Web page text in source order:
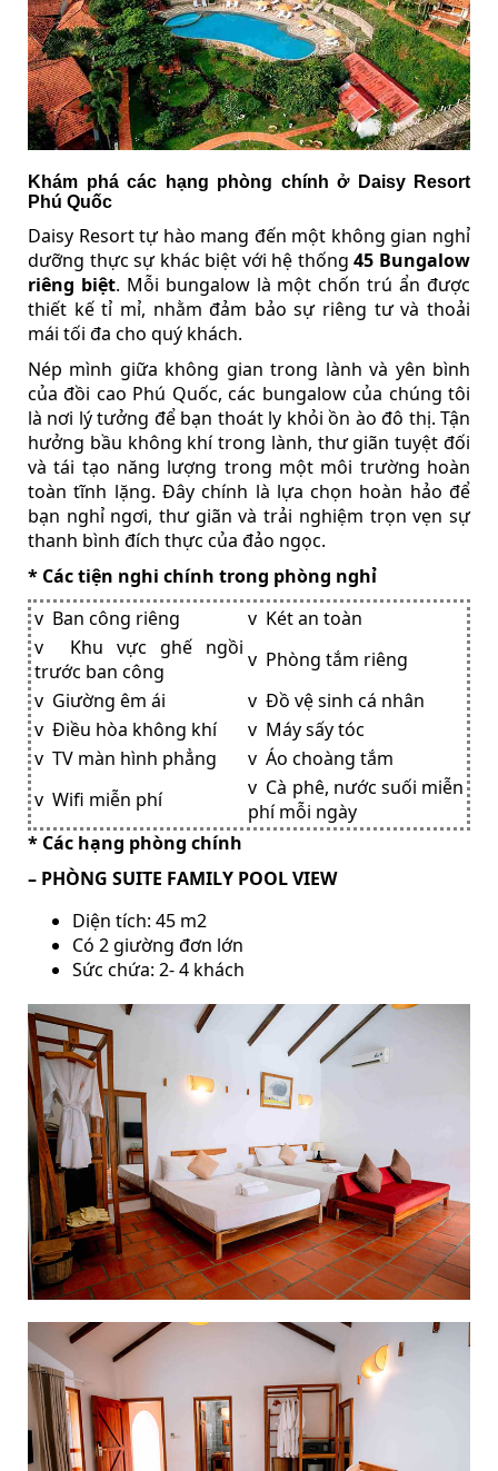
Khám phá các hạng phòng chính ở Daisy Resort
Phú Quốc
Daisy Resort tự hào mang đến một không gian nghỉ
dưỡng thực sự khác biệt với hệ thống45 Bungalow
riêng biệt. Mỗi bungalow là một chốn trú ẩn được
thiết kế tỉ mỉ, nhằm đảm bảo sự riêng tư và thoải
mái tối đa cho quý khách.
Nép mình giữa không gian trong lành và yên bình
của đồi cao Phú Quốc, các bungalow của chúng tôi
là nơi lý tưởng để bạn thoát ly khỏi ồn ào đô thị. Tận
hưởng bầu không khí trong lành, thư giãn tuyệt đối
và tái tạo năng lượng trong một môi trường hoàn
toàn tĩnh lặng. Đây chính là lựa chọn hoàn hảo để
bạn nghỉ ngơi, thư giãn và trải nghiệm trọn vẹn sự
thanh bình đích thực của đảo ngọc.
* Các tiện nghi chính trong phòng nghỉ
v Ban công riêng
v Két an toàn
v Khu vực ghế ngồi
trước ban công
v Phòng tắm riêng
v Giường êm ái
v Đồ vệ sinh cá nhân
v Điều hòa không khí
v Máy sấy tóc
v TV màn hình phẳng
v Áo choàng tắm
v Wifi miễn phí
v Cà phê, nước suối miễn
phí mỗi ngày
* Các hạng phòng chính
– PHÒNG SUITE FAMILY POOL VIEW
Diện tích: 45 m2
Có 2 giường đơn lớn
Sức chứa: 2- 4 khách